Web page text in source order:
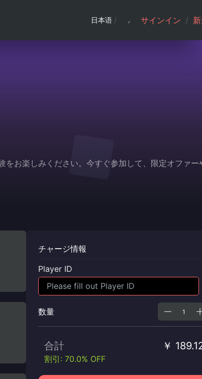
日本语 / サインイン /
お楽しみください。今すぐ参加して、限定オファー
チャージ情報
Player ID
数量
合計 ￥
割引: 70.0% OFF